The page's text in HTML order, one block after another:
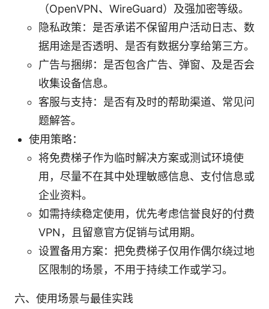
（OpenVPN、WireGuard）及强加密等级。
隐私政策：是否承诺不保留用户活动日志、数
据用途是否透明、是否有数据分享给第三方。
广告与捆绑：是否包含广告、弹窗、及是否会
收集设备信息。
客服与支持：是否有及时的帮助渠道、常见问
题解答。
使用策略：
将免费梯子作为临时解决方案或测试环境使
用，尽量不在其中处理敏感信息、支付信息或
企业资料。
如需持续稳定使用，优先考虑信誉良好的付费
VPN，且留意官方促销与试用期。
设置备用方案：把免费梯子仅用作偶尔绕过地
区限制的场景，不用于持续工作或学习。
六、使用场景与最佳实践